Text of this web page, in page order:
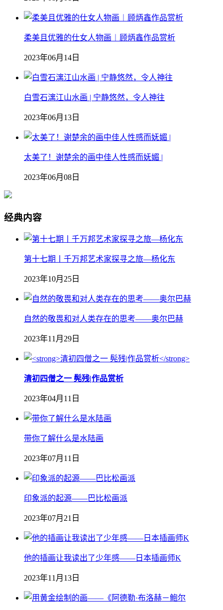
柔美且优雅的仕女人物画︱顾炳鑫作品赏析
2023年06月14日
白雪石漓江山水画 | 宁静悠然，令人神往
2023年06月13日
太美了！谢楚余的画中佳人性感而妩媚 |
2023年06月08日
经典内容
第十七期丨千万邦艺术家探寻之旅—杨化东
2023年10月25日
自然的敬畏和对人类存在的思考——奥尔巴赫
2023年11月29日
清初四僧之一 髡残|作品赏析
2023年04月11日
带你了解什么是水陆画
2023年07月11日
印象派的起源——巴比松画派
2023年07月21日
他的插画让我读出了少年感——日本插画师K
2023年11月13日